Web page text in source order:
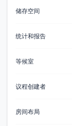
储存空间
统计和报告
等候室
议程创建者
房间布局